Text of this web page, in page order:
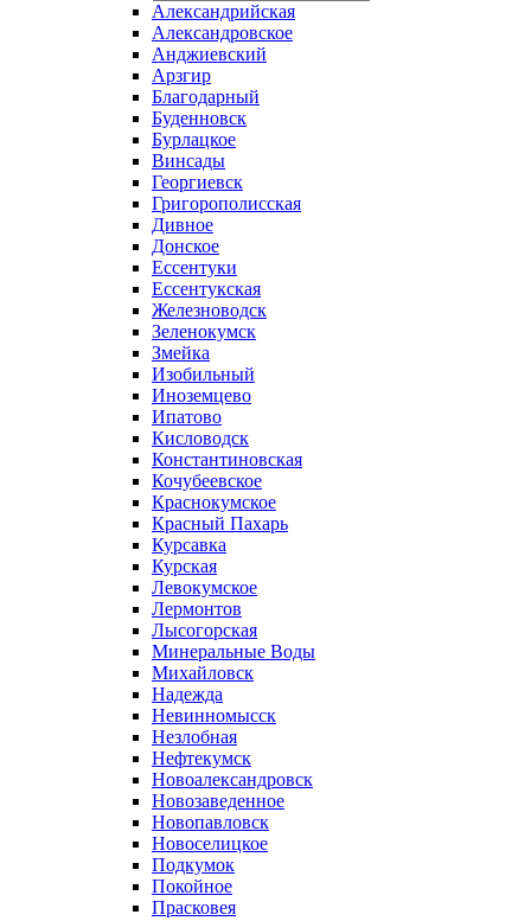
Александрийская
Александровское
Анджиевский
Арзгир
Благодарный
Буденновск
Бурлацкое
Винсады
Георгиевск
Григорополисская
Дивное
Донское
Ессентуки
Ессентукская
Железноводск
Зеленокумск
Змейка
Изобильный
Иноземцево
Ипатово
Кисловодск
Константиновская
Кочубеевское
Краснокумское
Красный Пахарь
Курсавка
Курская
Левокумское
Лермонтов
Лысогорская
Минеральные Воды
Михайловск
Надежда
Невинномысск
Незлобная
Нефтекумск
Новоалександровск
Новозаведенное
Новопавловск
Новоселицкое
Подкумок
Покойное
Прасковея